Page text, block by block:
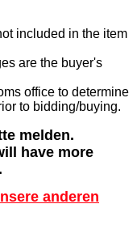
included in the item
are the buyer's
office to determine
to bidding/buying.
melden.
have more
anderen